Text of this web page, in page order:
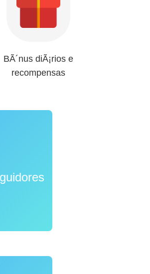
BÃ´nus diÃ¡rios e
recompensas